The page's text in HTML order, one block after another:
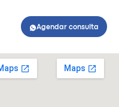
Agendar consulta